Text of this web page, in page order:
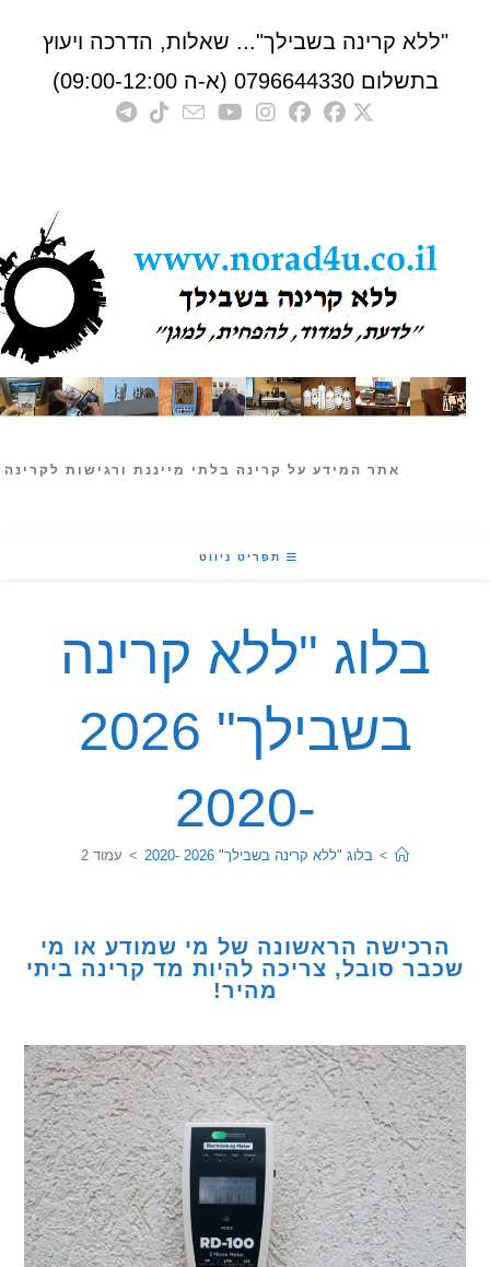
קרינה בשבילך"... שאלות, הדרכה ויעוץ
0796644330 (א-ה 09:00-12:00)
אתר המידע על קרינה בלתי מייננת ורגישות לקרינה
תפריט ניווט
בלוג "ללא קרינה
בשבילך" 2026
בלוג "ללא קרינה בשבילך" 2026 -2020 > עמוד 2
הראשונה של מי שמודע או מי
סובל, צריכה להיות מד קרינה ביתי
מהיר!